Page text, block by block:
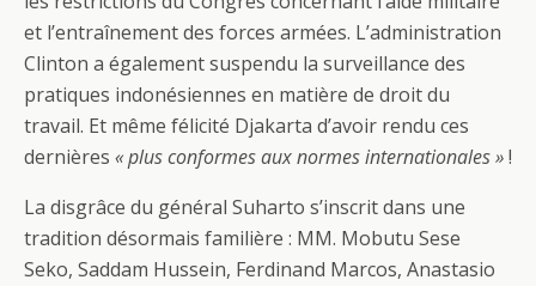
et l’entraînement des forces armées. L’administration
Clinton a également suspendu la surveillance des
pratiques indonésiennes en matière de droit du
travail. Et même félicité Djakarta d’avoir rendu ces
dernières « plus conformes aux normes internationales »!
La disgrâce du général Suharto s’inscrit dans une
tradition désormais familière : MM. Mobutu Sese
Seko, Saddam Hussein, Ferdinand Marcos, Anastasio